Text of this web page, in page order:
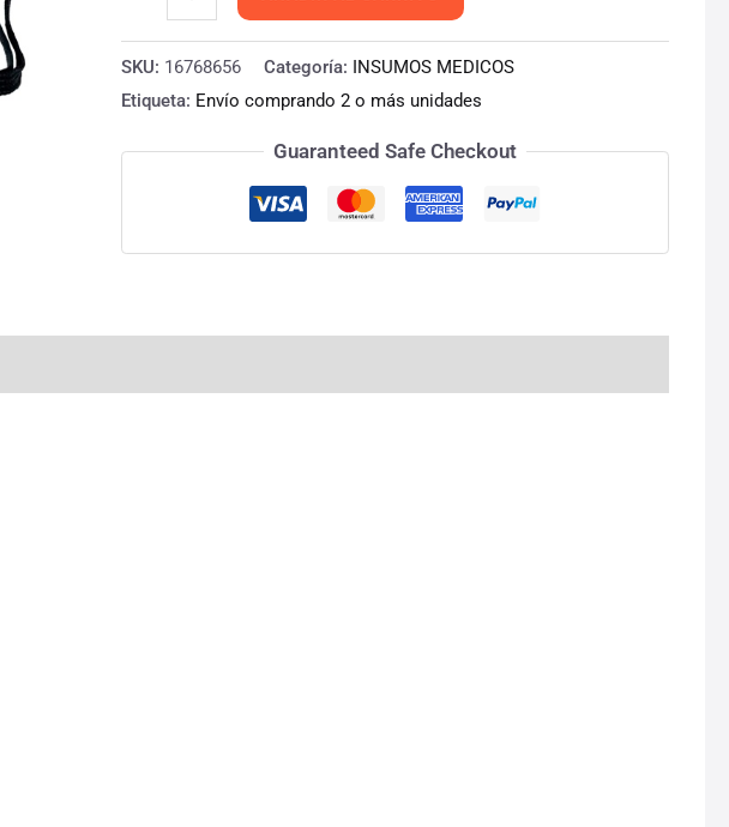
SKU: 16768656 Categoría:
INSUMOS MEDICOS
Etiqueta: Envío comprando 2 o más unidades
Guaranteed Safe Checkout